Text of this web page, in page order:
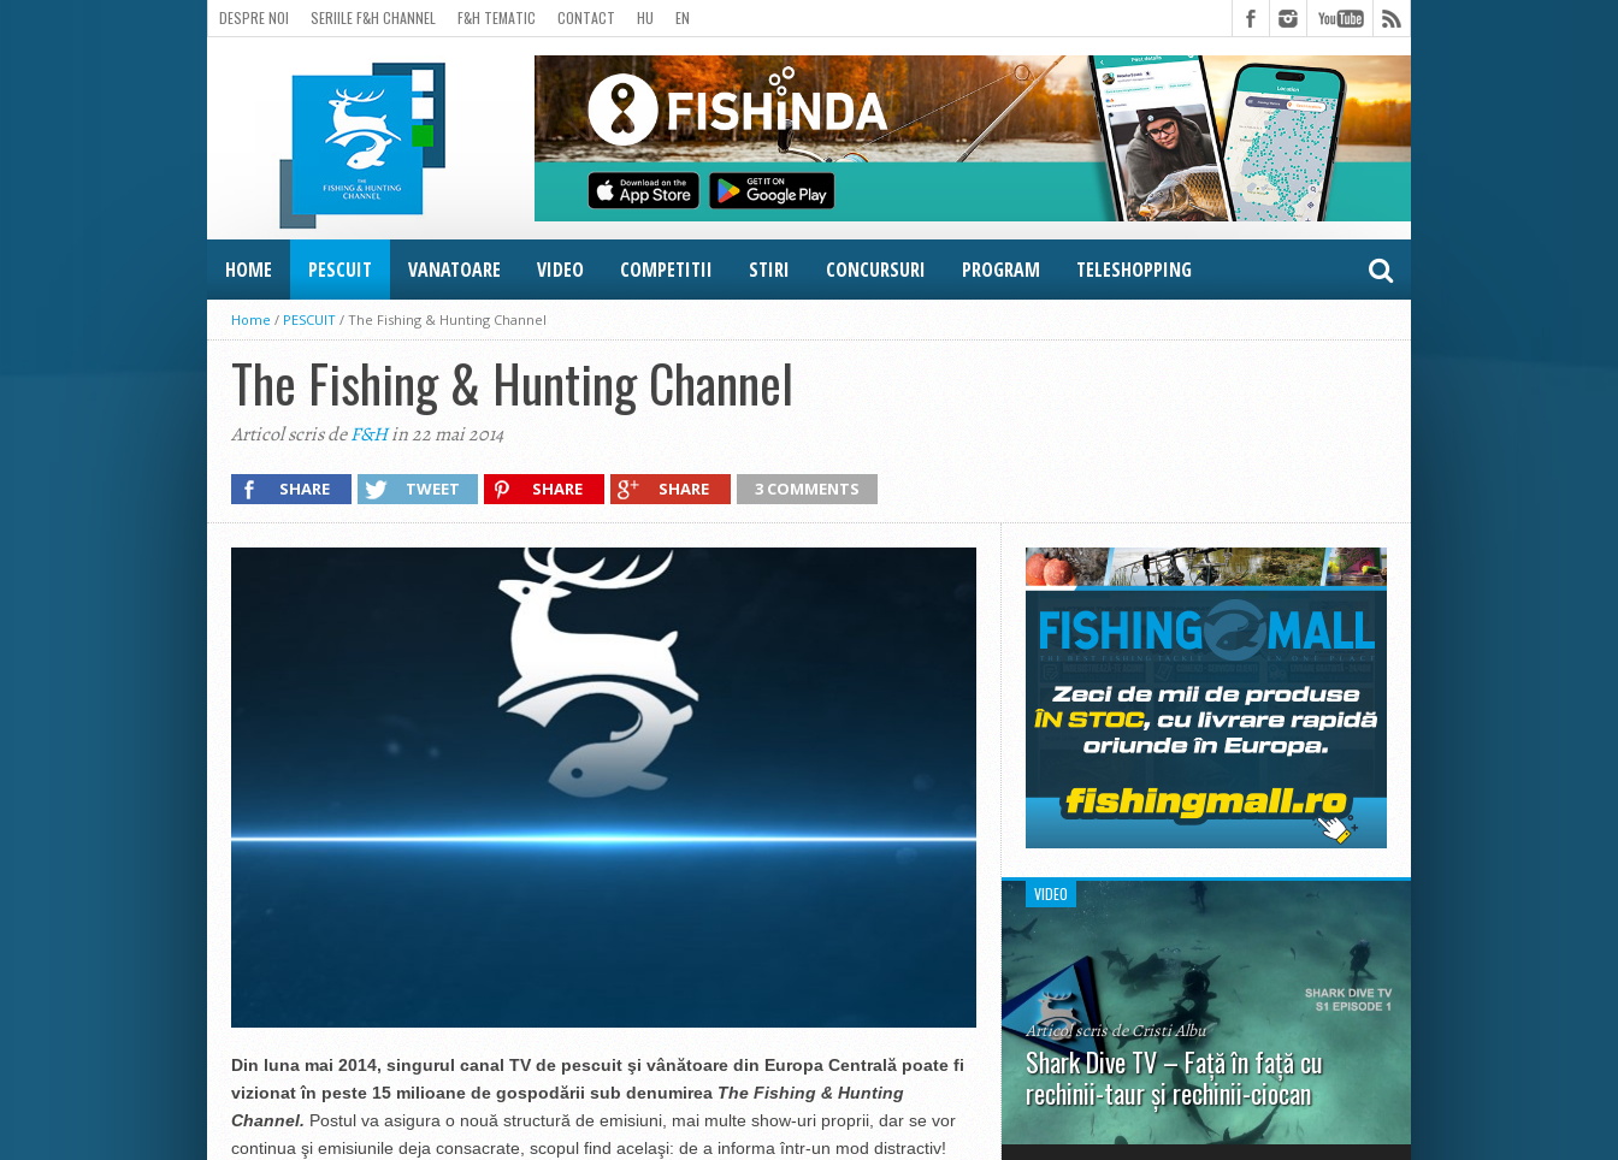
DESPRE NOI SERIILE F&H CHANNEL F&H TEMATIC CONTACT HU EN
HOME PESCUIT VANATOARE VIDEO COMPETITII STIRI CONCURSURI PROGRAM TELESHOPPING
Home / PESCUIT / The Fishing & Hunting Channel
The Fishing & Hunting Channel
Articol scris deF&Hin 22 mai 2014
SHARE TWEET SHARE SHARE 3 COMMENTS
Din luna mai 2014, singurul canal TV de pescuit şi vânătoare din Europa Centralăpoate fi
vizionat în peste 15 milioane de gospodării sub denumirea The Fishing & Hunting
Channel. Postul va asigura o nouă structură de emisiuni, mai multe show-uri proprii, dar se vor
continua şi emisiunile deja consacrate, scopul find acelaşi: de a informa într-un mod distractiv!
VIDEO
Articol scris de Cristi Albu
Shark Dive TV – Față în față cu
rechinii-taur și rechinii-ciocan
În primul episod din Shark Dive TV, telespectatorii